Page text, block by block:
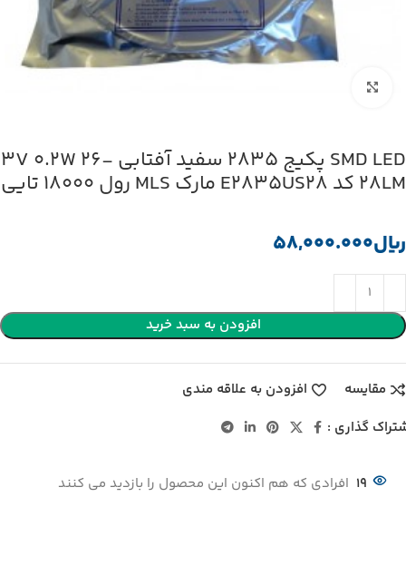
SMD LED پکیج 2835 سفید آفتابی 3V 0.2W 26-
28LM کد E2835US28 مارک MLS رول 18000 تایی
﷼
افزودن به سبد خرید
مقایسه
افزودن به علاقه مندی
گذاری :
19 افرادی که هم اکنون این محصول را بازدید می کنند